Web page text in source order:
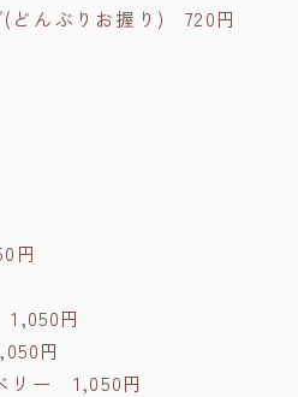
どんぶりお握り) 720円
円
円
円
リー 1,050円